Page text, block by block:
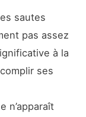
sautes
pas assez
à la
ses
n’apparaît